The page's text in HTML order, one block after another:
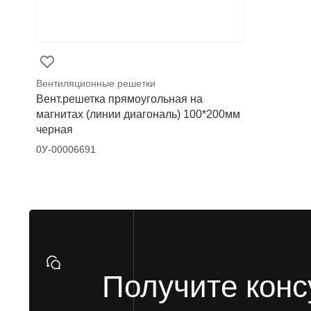
Вентиляционные решетки
Вент.решетка прямоугольная на
магнитах (линии диагональ) 100*200мм
черная
0У-00006691
Получите